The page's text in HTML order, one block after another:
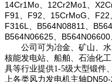
14Cr1Mo、 12Cr2Mo1、
F91、 F92、 15CrMoG、 F22
F316L、 B564N08811、
B564N06625、 B564N06600
公司可为冶金、矿山、
核能发电站、船舶、石油化
具等行业提供1-5级大型锻件
上各类风力发电机主轴